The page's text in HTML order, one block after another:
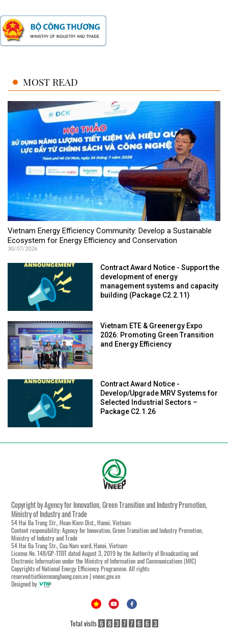
MOST READ
Vietnam Energy Efficiency Community: Develop a Sustainable
Ecosystem for Energy Efficiency and Conservation
30/07/2026
Contract Award Notice - Support the
development of energy
management systems and capacity
building (Package C2.2.11)
Vietnam ETE & Greenergy Expo
2026: Promoting Green Transition
and Energy Efficiency
Contract Award Notice -
Develop/Upgrade MRV Systems for
Selected Industrial Sectors –
Package C2.1.26
Copyright by Agency for Innovation, Green Transition and Industry Promotion,
Ministry of Industry and Trade
54 Hai Ba Trung Str., Hoan Kiem Dist., Hanoi, Vietnam
Content responsibility: Agency for Innovation, Green Transition and Industry Promotion,
Ministry of Industry and Trade
54 Hai Ba Trung Str., Cua Nam ward, Hanoi, Vietnam
License No. 148/GP-TTĐT dated August 3, 2019 by the Authority of Broadcasting and
Electronic Information under the Ministry of Information and Communications (MIC)
Copyrights of National Energy Efficiency Programme. All rights
reserved:tietkiemnangluong.com.vn | vneec.gov.vn
Designed by
Total visits 6 8 3 7 7 6 6 3